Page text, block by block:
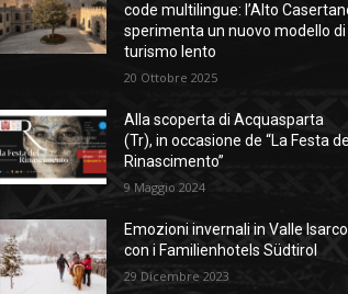
code multilingue: l’Alto
sperimenta un nuovo modello di
turismo lento
20 Ottobre 2025
Alla scoperta di Acquasparta
(Tr), in occasione de “La Festa del
Rinascimento”
9 Maggio 2024
Emozioni invernali in Valle Isarco
con i Familienhotels Südtirol
29 Dicembre 2023